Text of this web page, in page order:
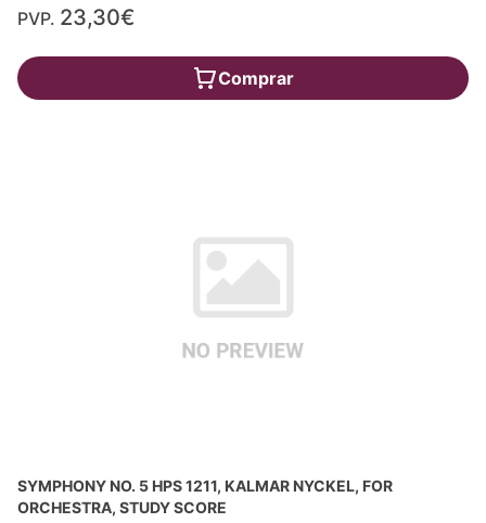
PVP. 23,30€
Comprar
SYMPHONY NO. 5 HPS 1211, KALMAR NYCKEL, FOR
ORCHESTRA, STUDY SCORE